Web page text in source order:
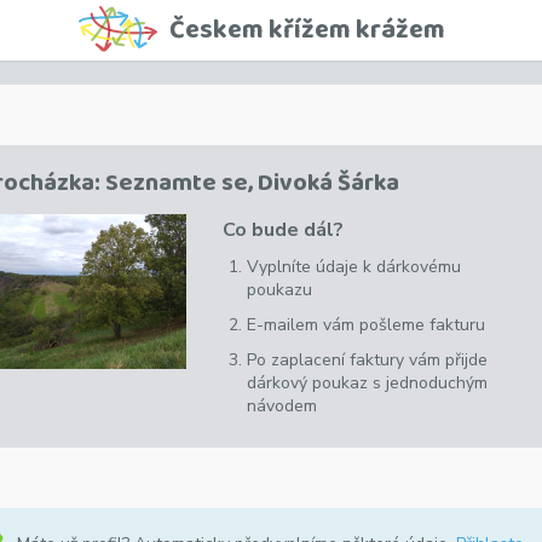
Českem křížem krážem
Seznamte se, Divoká Šárka
Co bude dál?
Vyplníte údaje k dárkovému
poukazu
E-mailem vám pošleme fakturu
Po zaplacení faktury vám přijde
dárkový poukaz s jednoduchým
návodem